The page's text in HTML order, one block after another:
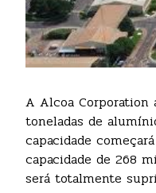
A Alcoa Corporation
toneladas de
capacidade
capacidade de 268
será totalmente